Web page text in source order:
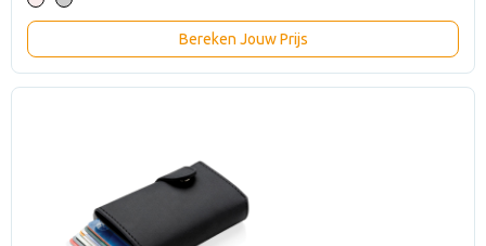
Bereken Jouw Prijs